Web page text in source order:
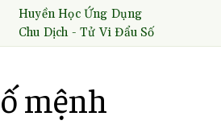
Huyền Học Ứng Dụng
Chu Dịch - Tử Vi Đẩu Số
mệnh